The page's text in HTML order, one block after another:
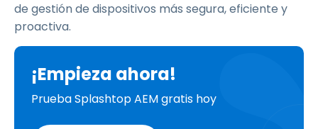
de gestión de dispositivos más segura, eficiente y
proactiva.
¡Empieza ahora!
Prueba Splashtop AEM gratis hoy